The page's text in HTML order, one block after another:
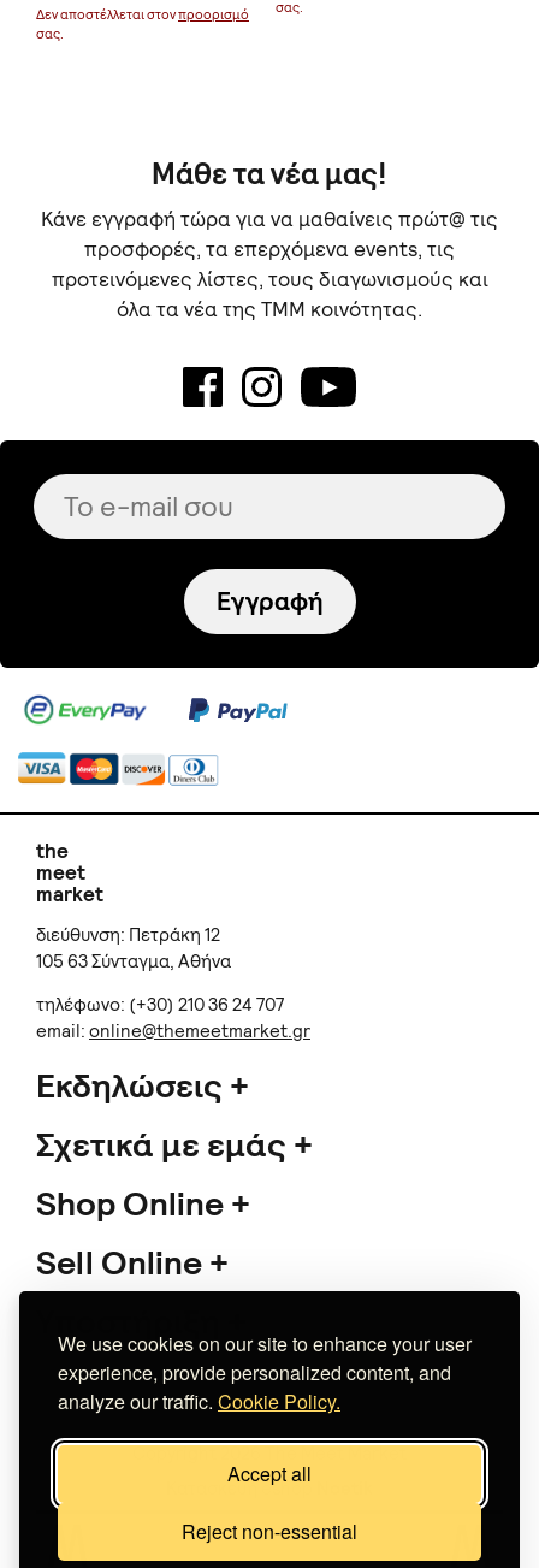
We use cookies on our site to enhance your user
experience, provide personalized content, and
analyze our traffic. Cookie Policy.
Accept all
Reject non-essential
Δεν αποστέλλεται στονπροορισμό
σας.
σας.
Μάθε τα νέα μας!
Κάνε εγγραφή τώρα για να μαθαίνεις πρώτ@ τις
προσφορές, τα επερχόμενα events, τις
προτεινόμενες λίστες, τους διαγωνισμούς και
όλα τα νέα της TMM κοινότητας.
Εγγραφή
the
meet
market
διεύθυνση: Πετράκη 12
105 63 Σύνταγμα, Αθήνα
τηλέφωνο: (+30) 210 36 24 707
email: online@themeetmarket.gr
Εκδηλώσεις
Σχετικά με εμάς
Shop Online
Sell Online
Κατασκευή eshop